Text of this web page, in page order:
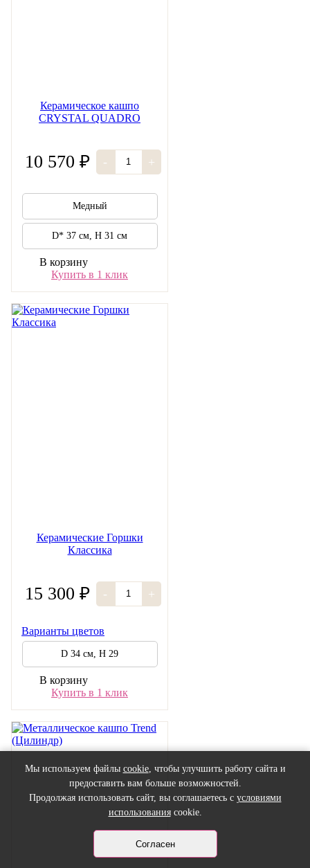
Керамическое кашпо
CRYSTAL QUADRO
10 570 ₽ - +
Медный
D* 37 см, H 31 см
В корзину
Купить в 1 клик
Керамические Горшки
Классика
15 300 ₽ - +
Варианты цветов
D 34 см, H 29
В корзину
Купить в 1 клик
Мы используем файлы cookie, чтобы улучшить работу сайта и
предоставить вам больше возможностей.
Продолжая использовать сайт, вы соглашаетесь с условиями
использованияcookie.
Согласен